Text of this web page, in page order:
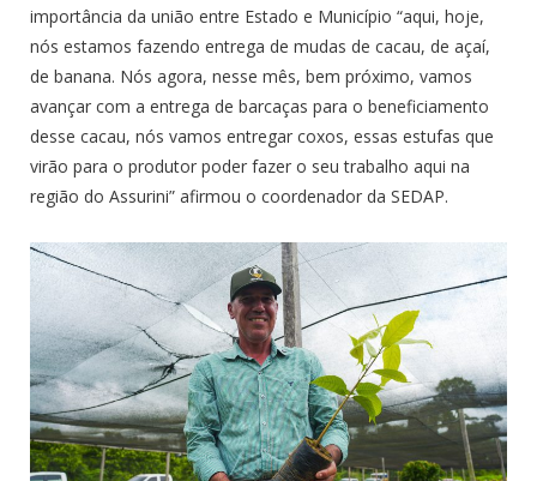
importância da união entre Estado e Município “aqui, hoje,
nós estamos fazendo entrega de mudas de cacau, de açaí,
de banana. Nós agora, nesse mês, bem próximo, vamos
avançar com a entrega de barcaças para o beneficiamento
desse cacau, nós vamos entregar coxos, essas estufas que
virão para o produtor poder fazer o seu trabalho aqui na
região do Assurini” afirmou o coordenador da SEDAP.